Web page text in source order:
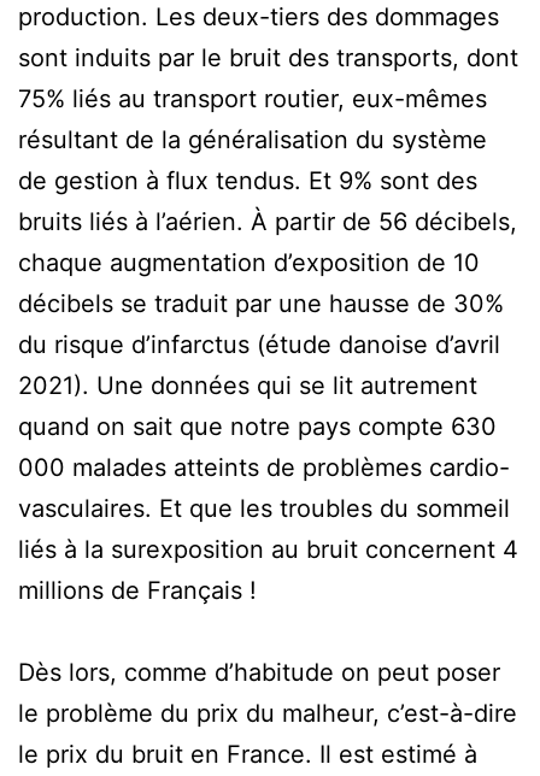
production. Les deux-tiers des dommages
sont induits par le bruit des transports, dont
75% liés au transport routier, eux-mêmes
résultant de la généralisation du système
de gestion à flux tendus. Et 9% sont des
bruits liés à l’aérien. À partir de 56 décibels,
chaque augmentation d’exposition de 10
décibels se traduit par une hausse de 30%
du risque d’infarctus (étude danoise d’avril
2021). Une données qui se lit autrement
quand on sait que notre pays compte 630
000 malades atteints de problèmes cardio-
vasculaires. Et que les troubles du sommeil
liés à la surexposition au bruit concernent 4
millions de Français !
Dès lors, comme d’habitude on peut poser
le problème du prix du malheur, c’est-à-dire
le prix du bruit en France. Il est estimé à